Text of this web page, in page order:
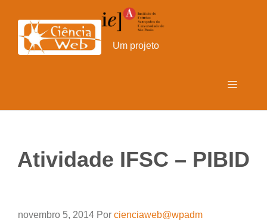
para
conteúdo
Um projeto
Menu
Atividade IFSC – PIBID
novembro 5, 2014 Por cienciaweb@wpadm